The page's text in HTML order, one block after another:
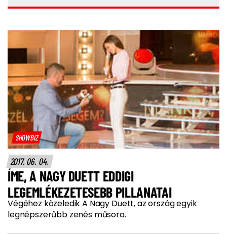
SHOWBIZ
2017. 06. 04.
ÍME, A NAGY DUETT EDDIGI
LEGEMLÉKEZETESEBB PILLANATAI
Végéhez közeledik A Nagy Duett, az ország egyik
legnépszerűbb zenés műsora.